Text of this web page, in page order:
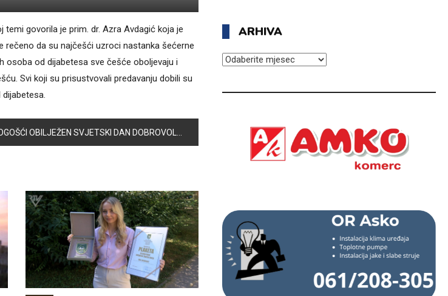
temi govorila je prim. dr. Azra Avdagić koja je
rečeno da su najčešći uzroci nastanka šećerne
osoba od dijabetesa sve češće oboljevaju i
Svi koji su prisustvovali predavanju dobili su
OBILJEŽEN SVJETSKI DAN DOBROVOLJNIH DAVALACA KRVI
ARHIVA
ARHIVA